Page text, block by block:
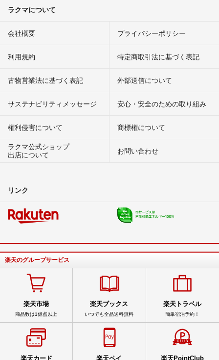
ラクマについて
会社概要 プライバシーポリシー
利用規約 特定商取引法に基づく表記
古物営業法に基づく表記 外部送信について
サステナビリティメッセージ 安心・安全のための取り組み
権利侵害について
商標権について
ラクマ公式ショップ
出店について
お問い合わせ
リンク
楽天のグループサービス
楽天市場
商品数は1億点以上
楽天ブックス
いつでも全品送料無料
楽天トラベル
簡単宿泊予約！
楽天カード 楽天ペイ 楽天PointClub